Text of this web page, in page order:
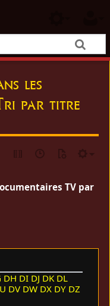
les
par titre
TV par
DH DI DJ DK DL
DV DW DX DY DZ